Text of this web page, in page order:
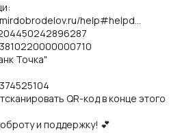
help#helpd...
Точка"
QR-код в конце этого
и поддержку! 💕